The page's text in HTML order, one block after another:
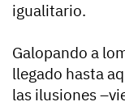
igualitario.
Galopando a
llegado hasta
las ilusiones